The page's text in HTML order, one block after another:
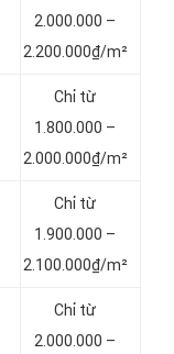
2.000.000 –
2.200.000₫/m²
Chỉ từ
1.800.000 –
2.000.000₫/m²
Chỉ từ
1.900.000 –
2.100.000₫/m²
Chỉ từ
2.000.000 –